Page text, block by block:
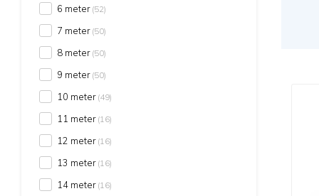
6 meter (52)
7 meter (50)
8 meter (50)
9 meter (50)
10 meter (49)
11 meter (16)
12 meter (16)
13 meter (16)
14 meter (16)